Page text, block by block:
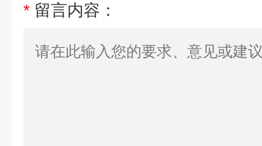
* 留言内容：